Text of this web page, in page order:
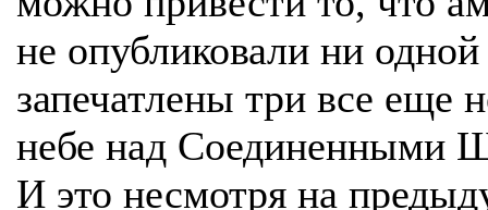
не опубликовали ни
запечатлены три все еще
небе над Соединенными
И это несмотря на